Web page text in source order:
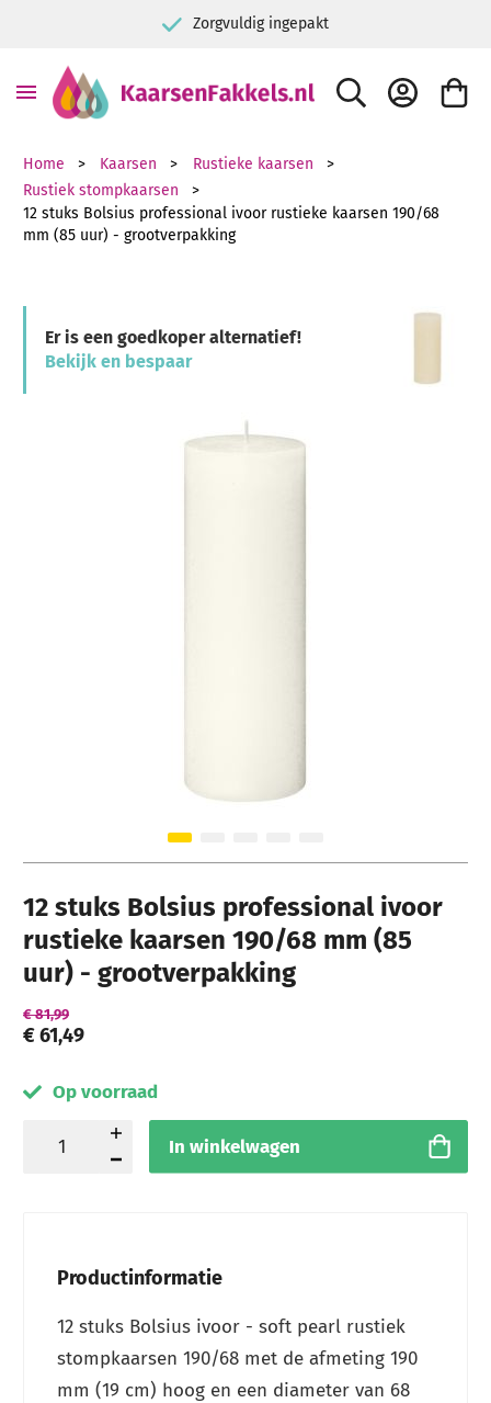
Zorgvuldig ingepakt
ZOEK ACCOUNT
Home Kaarsen
Rustieke kaarsen
Rustiek stompkaarsen
12 stuks Bolsius professional ivoor rustieke kaarsen 190/68
mm (85 uur) - grootverpakking
Er is een goedkoper alternatief!
Bekijk en bespaar
Ga naar het einde van de afbeeldingen-gallerij
Ga naar het begin van de afbeeldingen-gallerij
12 stuks Bolsius professional ivoor
rustieke kaarsen 190/68 mm (85
uur) - grootverpakking
€ 61,49
€ 81,99
Op voorraad
In winkelwagen
Productinformatie
12 stuks Bolsius ivoor - soft pearl rustiek
stompkaarsen 190/68 met de afmeting 190
mm (19 cm) hoog en een diameter van 68